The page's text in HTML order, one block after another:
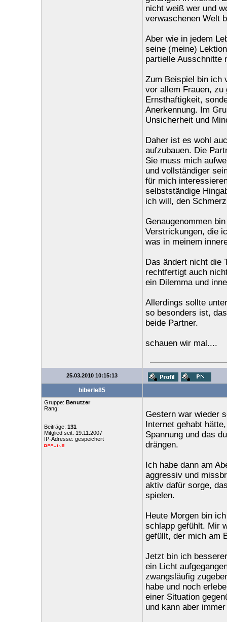
nicht weiß wer und
verwaschenen Welt
Aber wie in jedem
seine (meine)
partielle Ausschnitte
Zum Beispiel bin ich
vor allem Frauen, zu
Ernsthaftigkeit,
Anerkennung. Im
Unsicherheit und
Daher ist es wohl
aufzubauen. Die
Sie muss mich
und vollständiger
für mich
selbstständige
ich will, den
Genaugenommen
Verstrickungen, die
was in meinem
Das ändert nicht die
rechtfertigt auch
ein Dilemma und
Allerdings sollte
so besonders ist,
beide Partner.
schauen wir mal....
25.03.2010 10:15:13
biberle85
Gruppe: Benutzer
Rang:
Beiträge: 131
Mitglied seit: 19.11.2007
IP-Adresse: gespeichert
Gestern war wieder
Internet gehabt
Spannung und das
drängen.
Ich habe dann am
aggressiv und
aktiv dafür sorge,
spielen.
Heute Morgen bin
schlapp gefühlt. Mir
gefüllt, der mich am
Jetzt bin ich
ein Licht
zwangsläufig
habe und noch
einer Situation
und kann aber